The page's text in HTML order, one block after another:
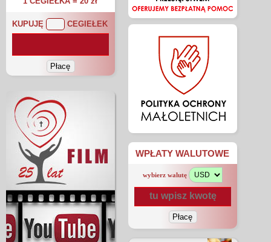
KUPUJĘ CEGIEŁEK
WPŁATY WALUTOWE
wybierz walutę